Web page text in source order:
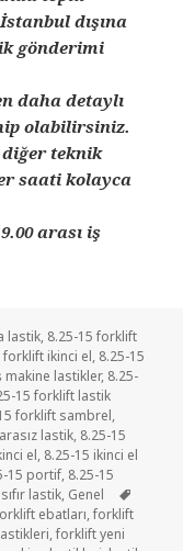
dışına
gönderimi
daha detaylı
olabilirsiniz.
teknik
saati kolayca
arası iş
lastik, 8.25-15 forklift
forklift ikinci el, 8.25-15
makine lastikler, 8.25-
15 forklift lastik
forklift sambrel,
lastik, 8.25-15
el, 8.25-15 ikinci el
15 portif, 8.25-15
lastik, Genel
ebatları,forklift
,forklift yeni